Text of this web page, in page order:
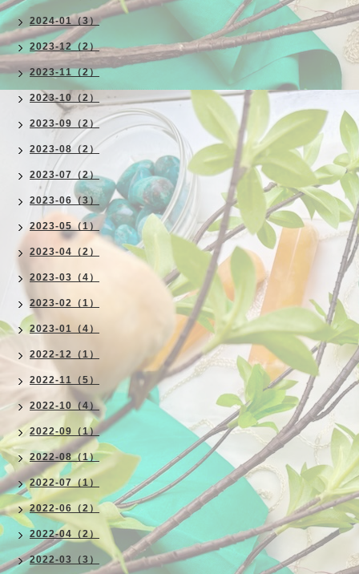
2024-01（3）
2023-12（2）
2023-11（2）
2023-10（2）
2023-09（2）
2023-08（2）
2023-07（2）
2023-06（3）
2023-05（1）
2023-04（2）
2023-03（4）
2023-02（1）
2023-01（4）
2022-12（1）
2022-11（5）
2022-10（4）
2022-09（1）
2022-08（1）
2022-07（1）
2022-06（2）
2022-04（2）
2022-03（3）